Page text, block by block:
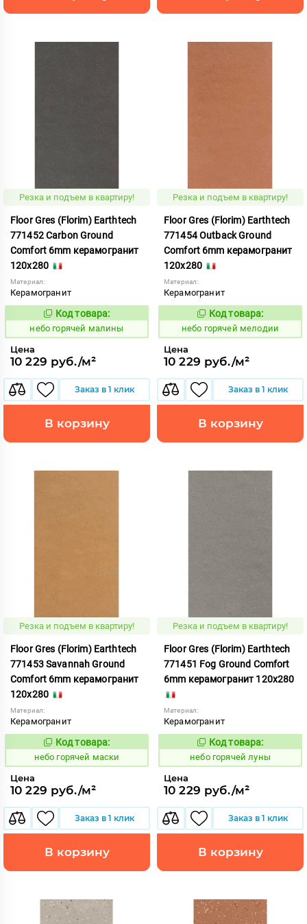
Резка и подъем в квартиру!
Floor Gres (Florim) Earthtech
771452 Carbon Ground
Comfort 6mm керамогранит
120x280
Материал:
Керамогранит
1112046
Код товара:
небо горячей малины
Цена
10 229 руб./м²
Заказ в 1 клик
В корзину
Резка и подъем в квартиру!
Floor Gres (Florim) Earthtech
771454 Outback Ground
Comfort 6mm керамогранит
120x280
Материал:
Керамогранит
1112048
Код товара:
небо горячей мелодии
Цена
10 229 руб./м²
Заказ в 1 клик
В корзину
Резка и подъем в квартиру!
Floor Gres (Florim) Earthtech
771453 Savannah Ground
Comfort 6mm керамогранит
120x280
Материал:
Керамогранит
1112047
Код товара:
небо горячей маски
Цена
10 229 руб./м²
Заказ в 1 клик
В корзину
Резка и подъем в квартиру!
Floor Gres (Florim) Earthtech
771451 Fog Ground Comfort
6mm керамогранит 120x280
Материал:
Керамогранит
1112045
Код товара:
небо горячей луны
Цена
10 229 руб./м²
Заказ в 1 клик
В корзину